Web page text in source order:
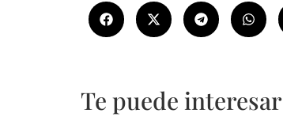
Te puede interesar